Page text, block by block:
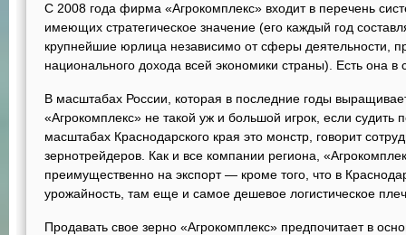
С 2008 года фирма «Агрокомплекс» входит в перечень
имеющих стратегическое значение (его каждый год
крупнейшие юрлица независимо от сферы деятельности,
национального дохода всей экономики страны). Есть она в
В масштабах России, которая в последние годы
«Агрокомплекс» не такой уж и большой игрок, если
масштабах Краснодарского края это монстр, говорит
зернотрейдеров. Как и все компании региона,
преимущественно на экспорт — кроме того, что в
урожайность, там еще и самое дешевое логистическое
Продавать свое зерно «Агрокомплекс» предпочитает в